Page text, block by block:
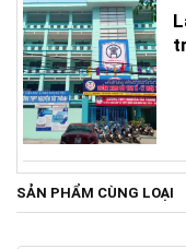
SẢN PHẨM CÙNG LOẠI